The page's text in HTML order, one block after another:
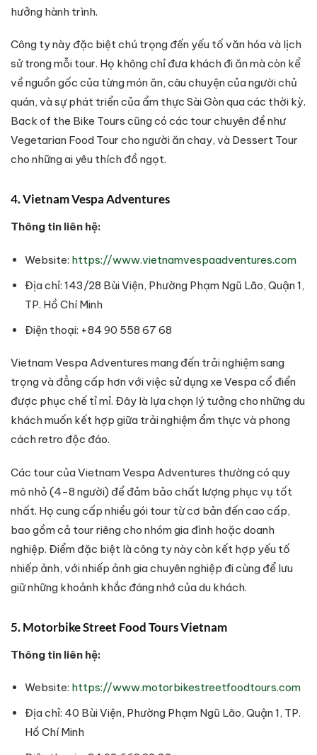
hưởng hành trình.
Công ty này đặc biệt chú trọng đến yếu tố văn hóa và lịch
sử trong mỗi tour. Họ không chỉ đưa khách đi ăn mà còn kể
về nguồn gốc của từng món ăn, câu chuyện của người chủ
quán, và sự phát triển của ẩm thực Sài Gòn qua các thời kỳ.
Back of the Bike Tours cũng có các tour chuyên đề như
Vegetarian Food Tour cho người ăn chay, và Dessert Tour
cho những ai yêu thích đồ ngọt.
4. Vietnam Vespa Adventures
Thông tin liên hệ:
Website: https://www.vietnamvespaadventures.com
Địa chỉ: 143/28 Bùi Viện, Phường Phạm Ngũ Lão, Quận 1,
TP. Hồ Chí Minh
Điện thoại: +84 90 558 67 68
Vietnam Vespa Adventures mang đến trải nghiệm sang
trọng và đẳng cấp hơn với việc sử dụng xe Vespa cổ điển
được phục chế tỉ mỉ. Đây là lựa chọn lý tưởng cho những du
khách muốn kết hợp giữa trải nghiệm ẩm thực và phong
cách retro độc đáo.
Các tour của Vietnam Vespa Adventures thường có quy
mô nhỏ (4-8 người) để đảm bảo chất lượng phục vụ tốt
nhất. Họ cung cấp nhiều gói tour từ cơ bản đến cao cấp,
bao gồm cả tour riêng cho nhóm gia đình hoặc doanh
nghiệp. Điểm đặc biệt là công ty này còn kết hợp yếu tố
nhiếp ảnh, với nhiếp ảnh gia chuyên nghiệp đi cùng để lưu
giữ những khoảnh khắc đáng nhớ của du khách.
5. Motorbike Street Food Tours Vietnam
Thông tin liên hệ:
Website: https://www.motorbikestreetfoodtours.com
Địa chỉ: 40 Bùi Viện, Phường Phạm Ngũ Lão, Quận 1, TP.
Hồ Chí Minh